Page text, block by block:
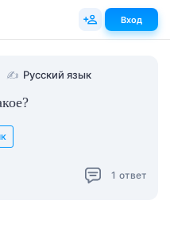
✍ Русский язык
1 ответ
Вход